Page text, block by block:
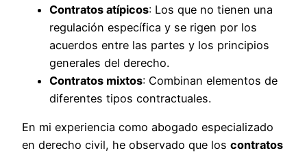
Contratos atípicos: Los que no tienen una
regulación específica y se rigen por los
acuerdos entre las partes y los principios
generales del derecho.
Contratos mixtos: Combinan elementos de
diferentes tipos contractuales.
En mi experiencia como abogado especializado
en derecho civil, he observado que los contratos